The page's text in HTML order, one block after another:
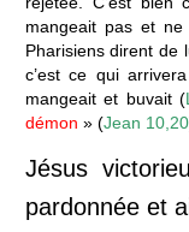
mangeait pas et
Pharisiens dirent de
c’est ce qui
mangeait et buvait (
démon » (Jean 10,20
Jésus
pardonnée et